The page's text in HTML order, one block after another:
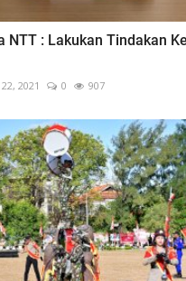
NTT : Lakukan Tindakan
2021 0 907